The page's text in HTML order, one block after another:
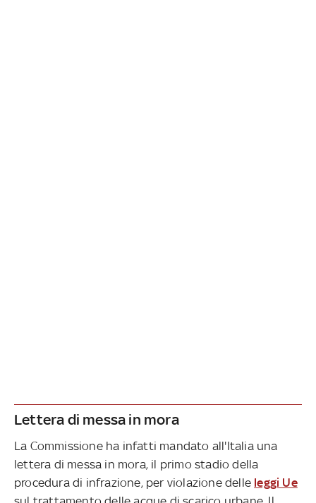
Lettera di messa in mora
La Commissione ha infatti mandato all'Italia una
lettera di messa in mora, il primo stadio della
procedura di infrazione, per violazione delle leggi Ue